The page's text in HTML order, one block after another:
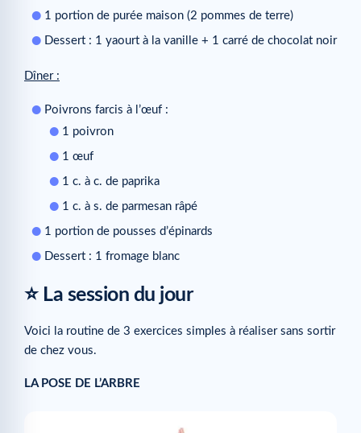
1 portion de purée maison (2 pommes de terre)
Dessert : 1 yaourt à la vanille + 1 carré de chocolat noir
Dîner :
Poivrons farcis à l’œuf :
1 poivron
1 œuf
1 c. à c. de paprika
1 c. à s. de parmesan râpé
1 portion de pousses d’épinards
Dessert : 1 fromage blanc
⭐ La session du jour
Voici la routine de 3 exercices simples à réaliser sans sortir
de chez vous.
LA POSE DE L’ARBRE